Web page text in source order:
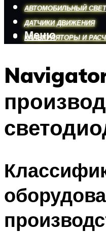
АВТОМОБИЛЬНЫЙ СВЕТ
ДАТЧИКИ ДВИЖЕНИЯ
КАЛЬКУЛЯТОРЫ И
Меню
Меню